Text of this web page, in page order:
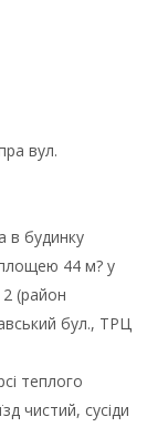
вул.
в будинку
44 м? у
(район
бул., ТРЦ
теплого
чистий, сусіди